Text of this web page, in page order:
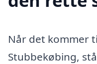
Når det kommer
Stubbekøbing,